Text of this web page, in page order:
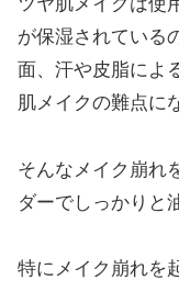
が保湿されている
面、汗や皮脂によ
肌メイクの難点に
そんなメイク崩れ
ダーでしっかりと
特にメイク崩れを